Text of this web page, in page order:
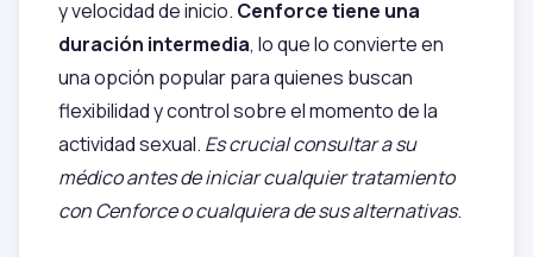
y velocidad de inicio. Cenforce tiene una
duración intermedia, lo que lo convierte en
una opción popular para quienes buscan
flexibilidad y control sobre el momento de la
actividad sexual. Es crucial consultar a su
médico antes de iniciar cualquier tratamiento
con Cenforce o cualquiera de sus alternativas.